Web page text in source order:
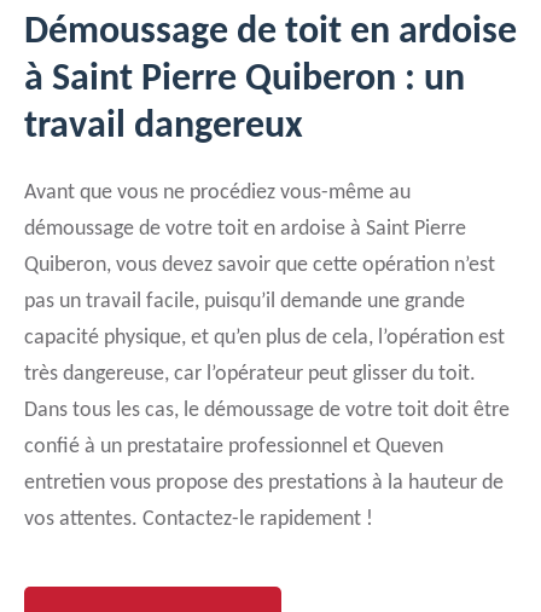
Démoussage de toit en ardoise
à Saint Pierre Quiberon : un
travail dangereux
Avant que vous ne procédiez vous-même au
démoussage de votre toit en ardoise à Saint Pierre
Quiberon, vous devez savoir que cette opération n’est
pas un travail facile, puisqu’il demande une grande
capacité physique, et qu’en plus de cela, l’opération est
très dangereuse, car l’opérateur peut glisser du toit.
Dans tous les cas, le démoussage de votre toit doit être
confié à un prestataire professionnel et Queven
entretien vous propose des prestations à la hauteur de
vos attentes. Contactez-le rapidement !